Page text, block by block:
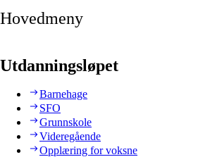
Hovedmeny
Utdanningsløpet
Barnehage
SFO
Grunnskole
Videregående
Opplæring for voksne